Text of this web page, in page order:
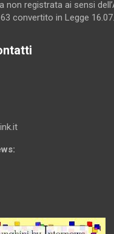
registrata ai sensi
convertito in Legge